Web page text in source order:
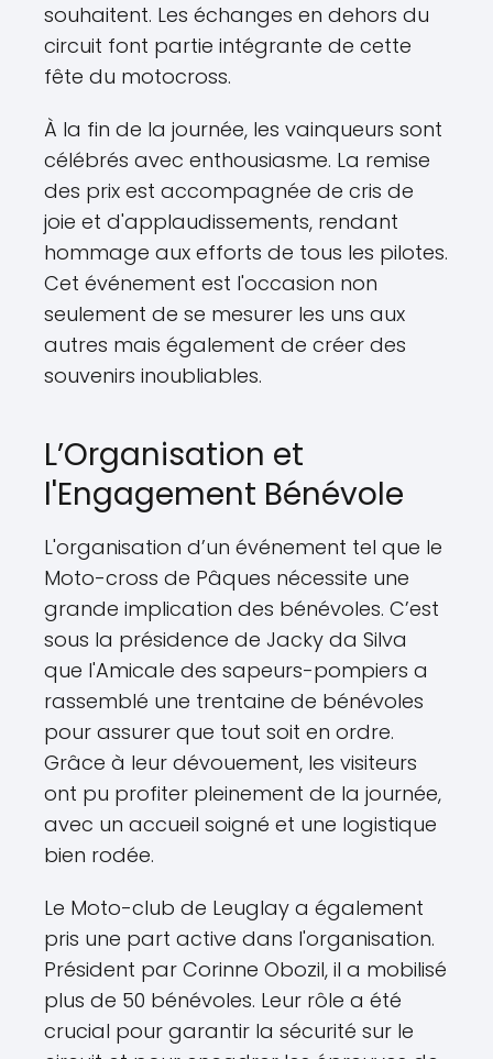
souhaitent. Les échanges en dehors du
circuit font partie intégrante de cette
fête du motocross.
À la fin de la journée, les vainqueurs sont
célébrés avec enthousiasme. La remise
des prix est accompagnée de cris de
joie et d'applaudissements, rendant
hommage aux efforts de tous les pilotes.
Cet événement est l'occasion non
seulement de se mesurer les uns aux
autres mais également de créer des
souvenirs inoubliables.
L’Organisation et
l'Engagement Bénévole
L'organisation d’un événement tel que le
Moto-cross de Pâques nécessite une
grande implication des bénévoles. C’est
sous la présidence de Jacky da Silva
que l'Amicale des sapeurs-pompiers a
rassemblé une trentaine de bénévoles
pour assurer que tout soit en ordre.
Grâce à leur dévouement, les visiteurs
ont pu profiter pleinement de la journée,
avec un accueil soigné et une logistique
bien rodée.
Le Moto-club de Leuglay a également
pris une part active dans l'organisation.
Président par Corinne Obozil, il a mobilisé
plus de 50 bénévoles. Leur rôle a été
crucial pour garantir la sécurité sur le